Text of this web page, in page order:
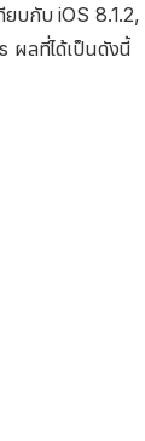
ยบกับ iOS
ผลที่ได้เป็นดังนี้